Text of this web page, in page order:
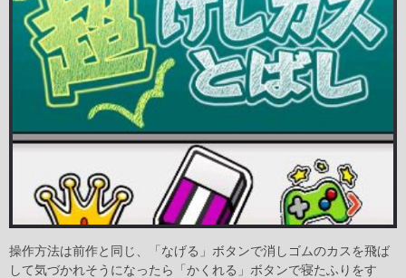
操作方法は前作と同じ、「なげる」ボタンで消しゴムのカスを飛ば
して気づかれそうになったら「かくれる」ボタンで寝たふりをす